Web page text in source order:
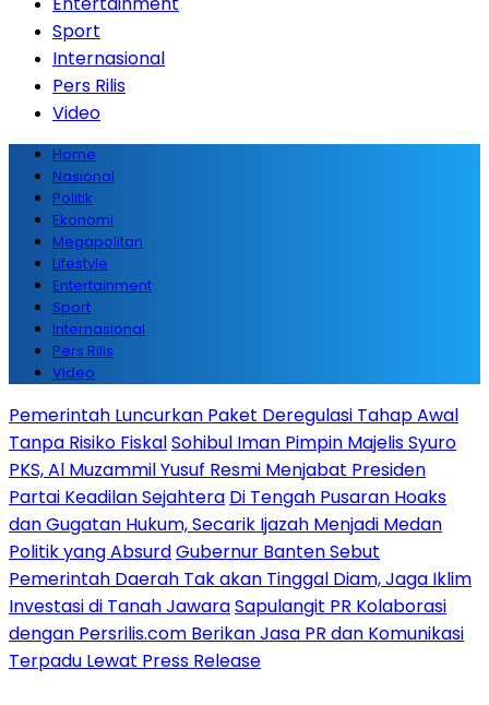
Sport
Internasional
Pers Rilis
Video
Home
Nasional
Politik
Ekonomi
Megapolitan
Lifestyle
Entertainment
Sport
Internasional
Pers Rilis
Video
Pemerintah Luncurkan Paket Deregulasi Tahap Awal
Tanpa Risiko FiskalSohibul Iman Pimpin Majelis Syuro
PKS, Al Muzammil Yusuf Resmi Menjabat Presiden
Partai Keadilan Sejahtera Di Tengah Pusaran Hoaks
dan Gugatan Hukum, Secarik Ijazah Menjadi Medan
Politik yang AbsurdGubernur Banten Sebut
Pemerintah Daerah Tak akan Tinggal Diam, Jaga Iklim
Investasi di Tanah JawaraSapulangit PR Kolaborasi
dengan Persrilis.com Berikan Jasa PR dan Komunikasi
Terpadu Lewat Press Release